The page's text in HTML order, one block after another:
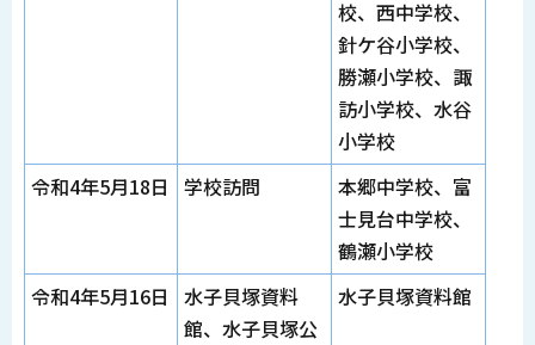
校、西中学校、
針ケ谷小学校、
勝瀬小学校、諏
訪小学校、水谷
小学校
令和4年5月18日
学校訪問
本郷中学校、富
士見台中学校、
鶴瀬小学校
令和4年5月16日
水子貝塚資料
館、水子貝塚公
水子貝塚資料館